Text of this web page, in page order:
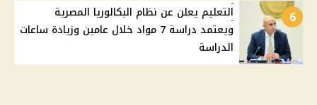
6
التعليم يعلن عن نظام البكالوريا المصرية
ويعتمد دراسة 7 مواد خلال عامين وزيادة ساعات
الدراسة